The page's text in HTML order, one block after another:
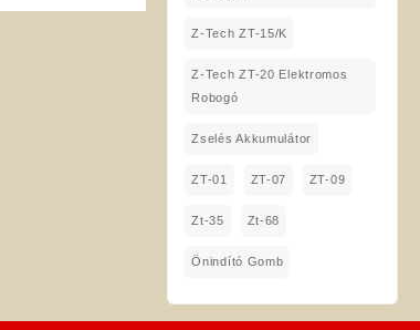
Z-Tech ZT-15/K
Z-Tech ZT-20 Elektromos
Robogó
Zselés Akkumulátor
ZT-01 ZT-07 ZT-09
Zt-35 Zt-68
Önindító Gomb